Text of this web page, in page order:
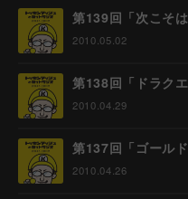
第139回「次こそ
2010.05.02
第138回「ドラク
2010.04.29
第137回「ゴール
2010.04.26